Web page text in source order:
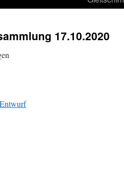
17.10.2020